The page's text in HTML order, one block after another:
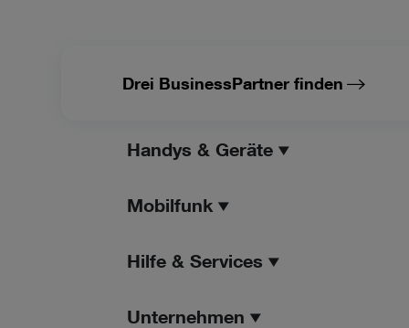
Drei BusinessPartner finden
Handys & Geräte
Mobilfunk
Hilfe & Services
Unternehmen